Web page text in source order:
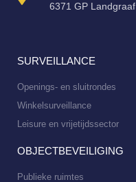
6371 GP Landgraaf
SURVEILLANCE
Openings- en sluitrondes
Winkelsurveillance
Leisure en vrijetijdssector
OBJECTBEVEILIGING
Publieke ruimtes